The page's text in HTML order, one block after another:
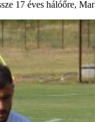
17 éves hálóőre,